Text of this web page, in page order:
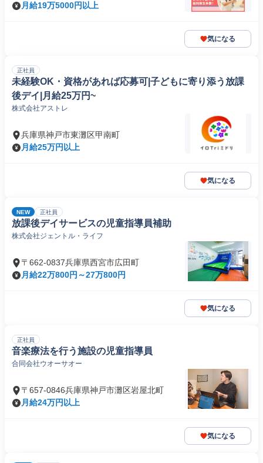
月給19万5000円以上
気になる
正社員
未経験OK・資格があれば応募可|子どもに寄り添う放課
後デイ|月給25万円~
株式会社アストレ
兵庫県神戸市東灘区甲南町
月給25万円以上
気になる
NEW 正社員
放課後デイサービスの児童指導員補助
株式会社ジェントル・ライフ
〒662-0837兵庫県西宮市広田町
月給22万800円～27万800円
気になる
正社員
音楽療法を行う施設の児童指導員
合同会社ウオーサオー
〒657-0846兵庫県神戸市灘区岩屋北町
月給24万円以上
気になる